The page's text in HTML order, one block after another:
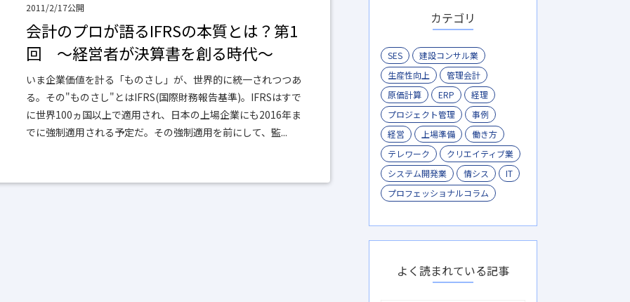
2011/2/17公開
会計のプロが語るIFRSの本質とは？第1
回 ～経営者が決算書を創る時代～
いま企業価値を計る「ものさし」が、世界的に統一されつつあ
る。その"ものさし"とはIFRS(国際財務報告基準)。IFRSはすで
に世界100ヵ国以上で適用され、日本の上場企業にも2016年ま
でに強制適用される予定だ。その強制適用を前にして、監...
カテゴリ
SES
建設コンサル業
生産性向上
管理会計
原価計算
ERP
経理
プロジェクト管理
事例
経営
上場準備
働き方
テレワーク
クリエイティブ業
システム開発業
情シス
IT
プロフェッショナルコラム
よく読まれている記事